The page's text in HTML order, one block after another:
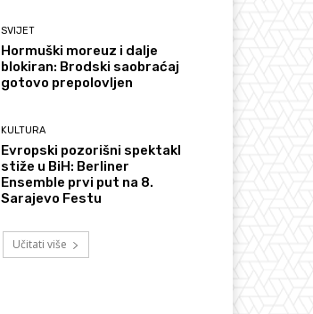
SVIJET
Hormuški moreuz i dalje
blokiran: Brodski saobraćaj
gotovo prepolovljen
KULTURA
Evropski pozorišni spektakl
stiže u BiH: Berliner
Ensemble prvi put na 8.
Sarajevo Festu
Učitati više